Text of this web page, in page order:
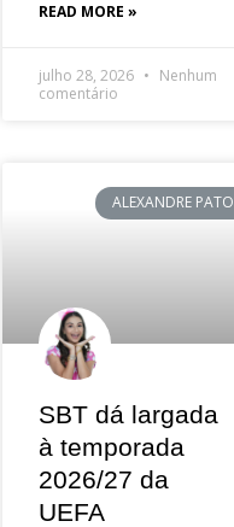
READ MORE »
julho 28, 2026
Nenhum
comentário
ALEXANDRE PATO
SBT dá largada
à temporada
2026/27 da
UEFA